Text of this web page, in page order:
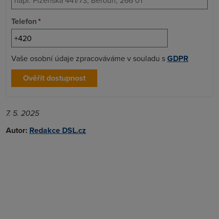
Telefon*
Vaše osobní údaje zpracováváme v souladu sGDPR
Ověřit dostupnost
7. 5. 2025
Autor: Redakce DSL.cz